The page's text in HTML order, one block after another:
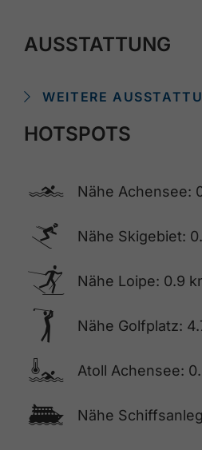
AUSSTATTUNG
WEITERE
HOTSPOTS
🅐 Nähe Achensee:
🅆 Nähe Skigebiet:
🅇 Nähe Loipe: 0.9
🅢 Nähe Golfplatz:
🍳 Atoll Achensee:
🕑 Nähe